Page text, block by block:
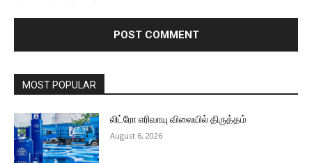
MOST POPULAR
லிட்ரோ எரிவாயு விலையில் திருத்தம்
August 6, 2026